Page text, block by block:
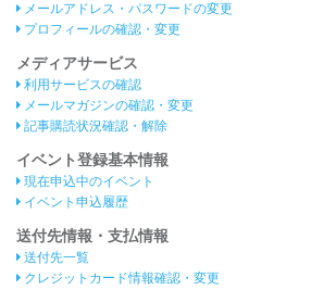
メールアドレス・パスワードの変更
プロフィールの確認・変更
メディアサービス
利用サービスの確認
メールマガジンの確認・変更
記事購読状況確認・解除
イベント登録基本情報
現在申込中のイベント
イベント申込履歴
送付先情報・支払情報
送付先一覧
クレジットカード情報確認・変更